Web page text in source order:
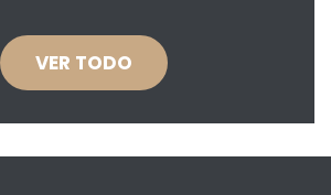
VER TODO